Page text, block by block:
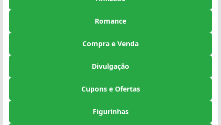
Romance
Compra e Venda
Divulgação
Cupons e Ofertas
Figurinhas